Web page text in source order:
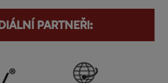
PARTNEŘI: